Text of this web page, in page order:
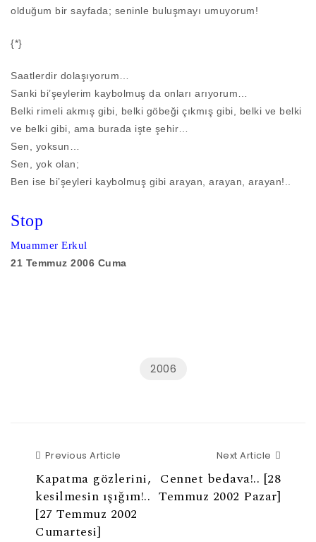
olduğum bir sayfada; seninle buluşmayı umuyorum!
{*}
Saatlerdir dolaşıyorum…
Sanki bi’şeylerim kaybolmuş da onları arıyorum…
Belki rimeli akmış gibi, belki göbeği çıkmış gibi, belki ve belki
ve belki gibi, ama burada işte şehir…
Sen, yoksun…
Sen, yok olan;
Ben ise bi’şeyleri kaybolmuş gibi arayan, arayan, arayan!..
Stop
Muammer Erkul
21 Temmuz 2006 Cuma
2006
Previous Article
Kapatma gözlerini,
kesilmesin ışığım!..
[27 Temmuz 2002
Cumartesi]
Next Article
Cennet bedava!.. [28
Temmuz 2002 Pazar]